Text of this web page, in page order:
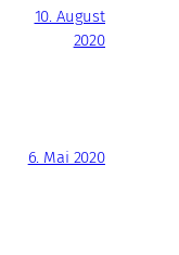
10. August
2020
6. Mai 2020